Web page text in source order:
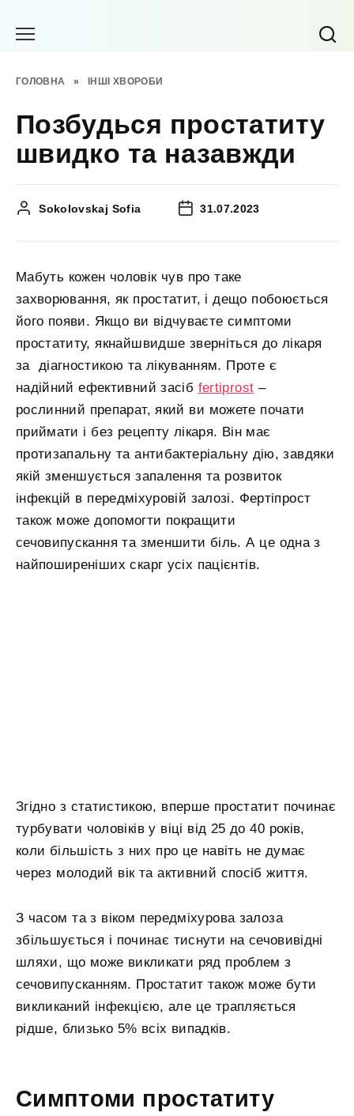
ГОЛОВНА » ІНШІ ХВОРОБИ
Позбудься простатиту
швидко та назавжди
Sokolovskaj Sofia 31.07.2023
Мабуть кожен чоловік чув про таке
захворювання, як простатит, і дещо побоюється
його появи. Якщо ви відчуваєте симптоми
простатиту, якнайшвидше зверніться до лікаря
за діагностикою та лікуванням. Проте є
надійний ефективний засіб fertiprost –
рослинний препарат, який ви можете почати
приймати і без рецепту лікаря. Він має
протизапальну та антибактеріальну дію, завдяки
якій зменшується запалення та розвиток
інфекцій в передміхуровій залозі. Фертіпрост
також може допомогти покращити
сечовипускання та зменшити біль. А це одна з
найпоширеніших скарг усіх пацієнтів.
Згідно з статистикою, вперше простатит починає
турбувати чоловіків у віці від 25 до 40 років,
коли більшість з них про це навіть не думає
через молодий вік та активний спосіб життя.
З часом та з віком передміхурова залоза
збільшується і починає тиснути на сечовивідні
шляхи, що може викликати ряд проблем з
сечовипусканням. Простатит також може бути
викликаний інфекцією, але це трапляється
рідше, близько 5% всіх випадків.
Симптоми простатиту